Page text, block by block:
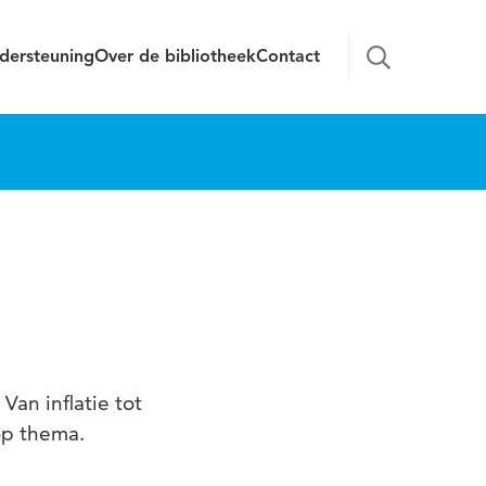
Over de bibliotheekContact
inflatie tot
thema.